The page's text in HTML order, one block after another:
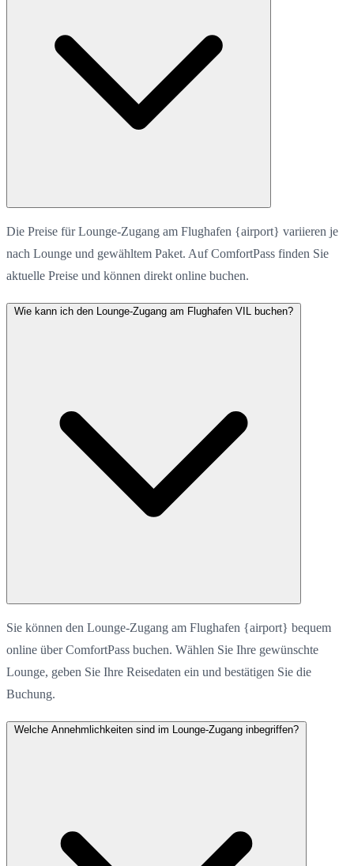
Die Preise für Lounge-Zugang am Flughafen {airport} variieren je
nach Lounge und gewähltem Paket. Auf ComfortPass finden Sie
aktuelle Preise und können direkt online buchen.
Wie kann ich den Lounge-Zugang am Flughafen VIL buchen?
Sie können den Lounge-Zugang am Flughafen {airport} bequem
online über ComfortPass buchen. Wählen Sie Ihre gewünschte
Lounge, geben Sie Ihre Reisedaten ein und bestätigen Sie die
Buchung.
Welche Annehmlichkeiten sind im Lounge-Zugang inbegriffen?